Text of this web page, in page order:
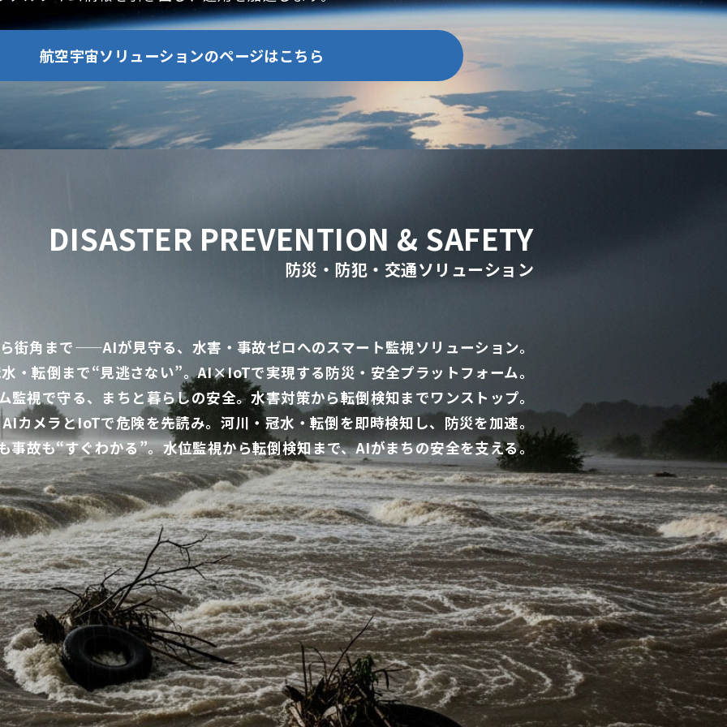
航空宇宙ソリューションのページはこちら
DISASTER PREVENTION & SAFETY
防災・防犯・交通ソリューション
街角まで——AIが見守る、水害・事故ゼロへのスマート監視ソリューション。
・転倒まで“見逃さない”。AI×IoTで実現する防災・安全プラットフォーム。
監視で守る、まちと暮らしの安全。水害対策から転倒検知までワンストップ。
AIカメラとIoTで危険を先読み。河川・冠水・転倒を即時検知し、防災を加速。
事故も“すぐわかる”。水位監視から転倒検知まで、AIがまちの安全を支える。